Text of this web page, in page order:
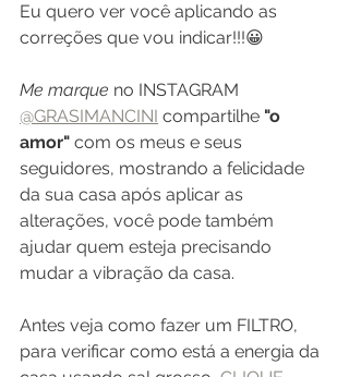
Eu quero ver você aplicando as
correções que vou indicar!!!😀
Me marque no INSTAGRAM
@GRASIMANCINI compartilhe "o
amor" com os meus e seus
seguidores, mostrando a felicidade
da sua casa após aplicar as
alterações, você pode também
ajudar quem esteja precisando
mudar a vibração da casa.
Antes veja como fazer um FILTRO,
para verificar como está a energia da